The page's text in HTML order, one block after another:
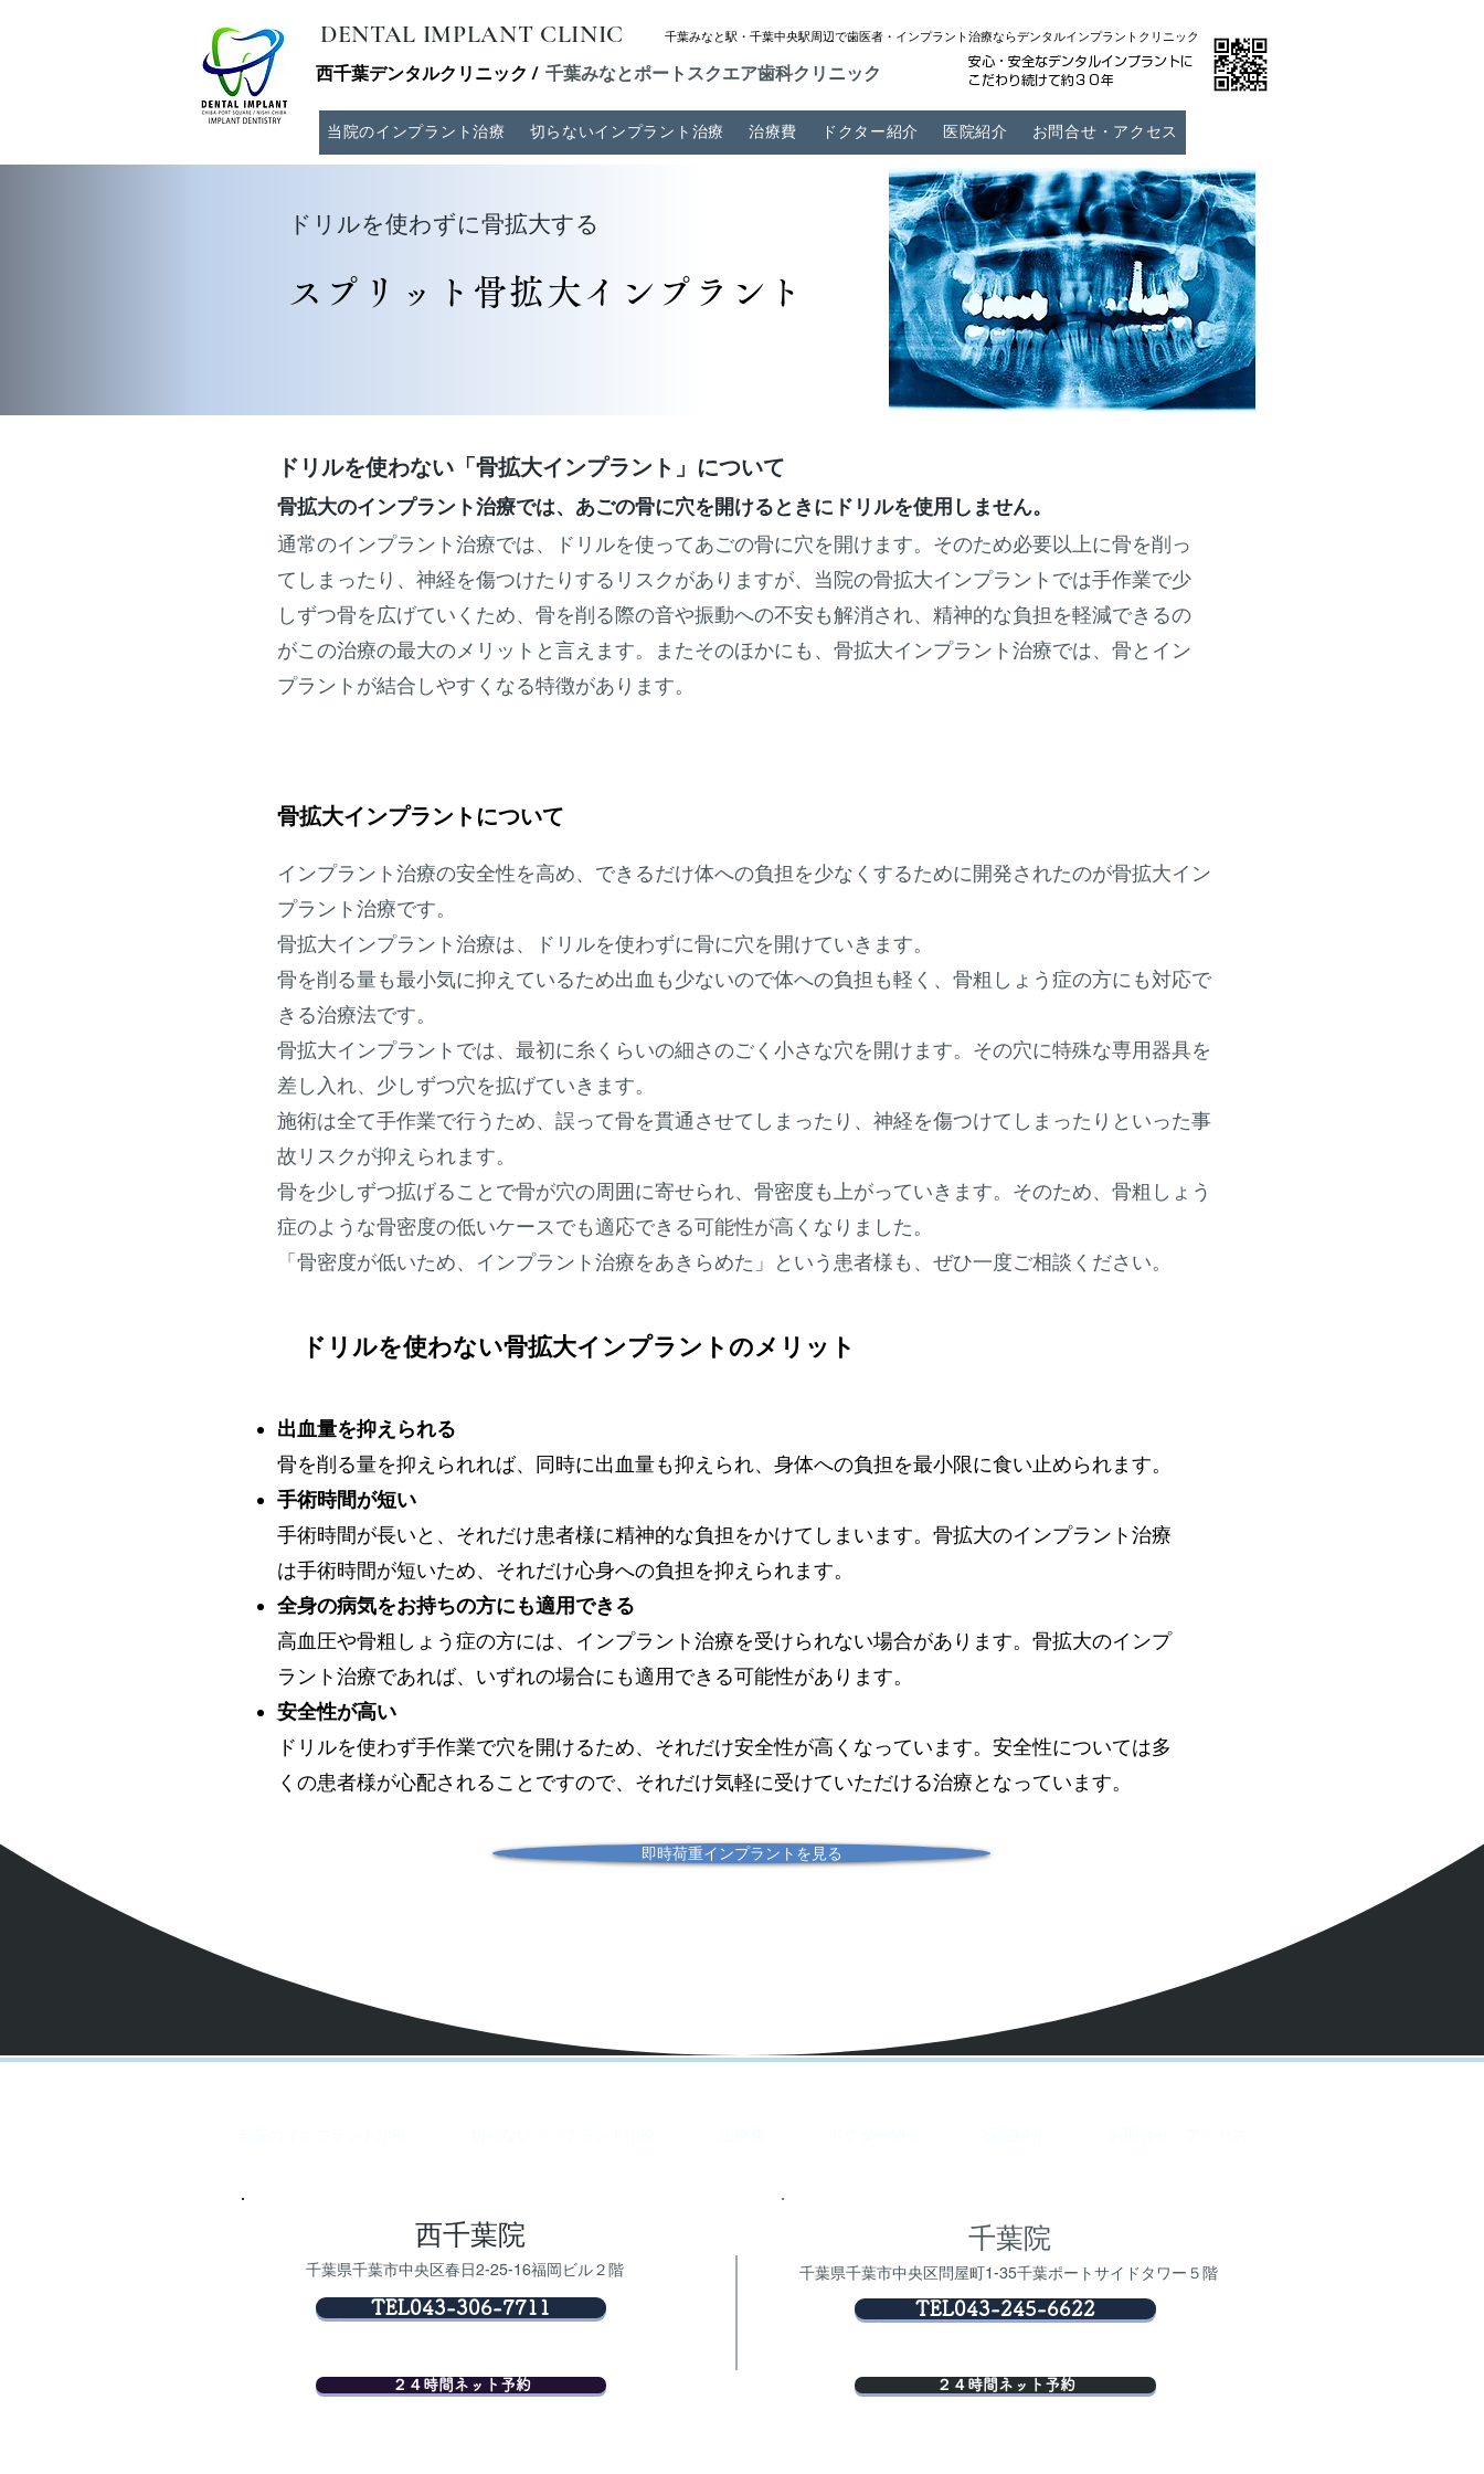
DENTAL IMPLANT CLINIC 千葉みなと駅・千葉中央駅周辺で歯医者・インプラント治療ならデンタルインプラントクリニック
西千葉デンタルクリニック / 千葉みなと​ポートスクエア歯科クリニック
安心・安全なデンタルインプラントに
こだわり続けて約３０年
当院のインプラント治療 切らないインプラント治療 治療費 ドクター紹介 医院紹介 お問合せ・アクセス
ドリルを使わずに骨拡大する
スプリット骨拡大インプラント
ドリルを使わない「骨拡大インプラント」について
骨拡大のインプラント治療では、あごの骨に穴を開けるときにドリルを使用しません。
通常のイ ンプラント治療では、ドリルを使ってあごの骨に穴を開けます。そのため必要以上に骨を削っ
てしまったり、神経を傷つけたりするリスクがありますが、当院の骨拡大インプラントでは手作業で少
しずつ骨を広げていくため、骨を削る際の音や振動への不安も解消され、精神的な負担を軽減できるの
がこの治療の最大のメリットと言えます。またそのほかにも、骨拡大インプラント治療では、骨とイン
プラントが結合しやすくなる特徴があります。
骨拡大インプラントについて
インプラント治療の安全性を高め、できるだけ体への負担を少なくするために開発されたのが骨拡大イン
プラント治療です。
骨拡大インプラント治療は、ドリルを使わずに骨に穴を開けていきます。
骨を削る量も最小気に抑えているため出血も少ないので体への負担も軽く、骨粗しょう症の方にも対応で
きる治療法です。
骨拡大インプラントでは、最初に糸くらいの細さのごく小さな穴を開けます。その穴に特殊な専用器具を
差し入れ、少しずつ穴を拡げていきます。
施術は全て手作業で行うため、誤って骨を貫通させてしまったり、神経を傷つけてしまったりといった事
故リスクが抑えられます。
骨を少しずつ拡げることで骨が穴の周囲に寄せられ、骨密度も上がっていきます。そのため、骨粗しょう
症のような骨密度の低いケースでも適応できる可能性が高くなりました。
「骨密度が低いため、インプラント治療をあきらめた」という患者様も、ぜひ一度ご相談ください。
ドリルを使わない骨拡大インプラントのメリット
出血量を抑え られる
骨を削る量を抑えられれば、同時に出血量も抑えられ、身体への負担を最小限に食い止められます。
手術時間が短い
手術時間が長いと、それだけ患者様に精神的な負担をかけてしまいます。骨拡大のインプラント治療
は手術時間が短いため、それだけ心身への負担を抑えられます。
全身の病気をお持ちの方にも適用できる
高血圧や骨粗しょう症の方には、インプラント治療を受けられない場合があります。骨拡大のインプ
ラント治療であれば、いずれの場合にも適用できる可能性があります。
安全性が高い
ドリルを使わず手作業で穴を開けるため、それだけ安全性が高くなっています。安全性については多
くの患者様が心配されることですので、それだけ気軽に受けていただける治療となっています。
即時荷重インプラントを見る
西千葉院
​千葉県千葉市中央区春日2-25-16福岡ビル２階
TEL043-306-7711
２４時間ネット予約
千葉院
千葉県千葉市中央区問屋町1-35千葉ポートサイドタワー５階
TEL043-245-6622
２４時間ネット予約